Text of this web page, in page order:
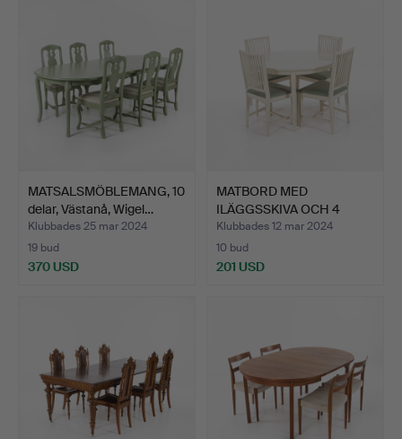
MATSALSMÖBLEMANG, 10
delar, Västanå, Wigel…
Klubbades 25 mar 2024
19 bud
370 USD
MATBORD MED
ILÄGGSSKIVA OCH 4
STOLAR, Leks…
Klubbades 12 mar 2024
10 bud
201 USD